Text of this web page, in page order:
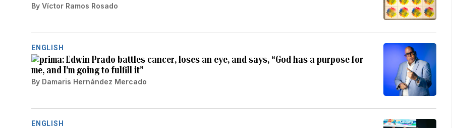
By Víctor Ramos Rosado
ENGLISH
Edwin Prado battles cancer, loses an eye, and says, “God has a purpose for
me, and I’m going to fulfill it”
By Damaris Hernández Mercado
ENGLISH